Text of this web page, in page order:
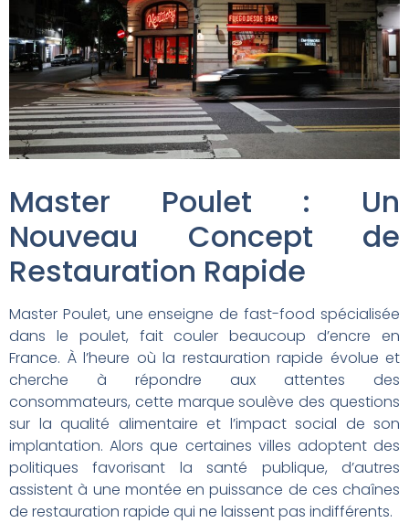
Master Poulet : Un
Nouveau Concept de
Restauration Rapide
Master Poulet, une enseigne de fast-food spécialisée
dans le poulet, fait couler beaucoup d’encre en
France. À l’heure où la restauration rapide évolue et
cherche à répondre aux attentes des
consommateurs, cette marque soulève des questions
sur la qualité alimentaire et l’impact social de son
implantation. Alors que certaines villes adoptent des
politiques favorisant la santé publique, d’autres
assistent à une montée en puissance de ces chaînes
de restauration rapide qui ne laissent pas indifférents.